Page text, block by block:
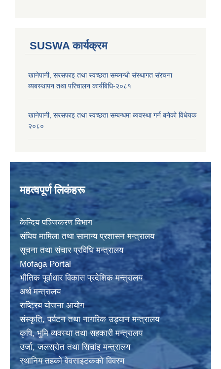
SUSWA कार्यक्रम
खानेपानी, सरसफाइ तथा स्वच्छता सम्ब्नन्धी संस्थागत संरचना
ब्यबस्थापन तथा परिचालन कार्यबिधि-२०८१
खानेपानी, सरसफाइ तथा स्वच्छता सम्बन्धमा ब्यवस्था गर्न बनेको विधेयक
२०८०
महत्वपूर्ण लिकंहरू
केन्दिय पञ्जिकरण विभाग
संघिय मामिला तथा सामान्य प्रशासन मन्त्रालय
सूचना तथा संचार प्रविधि मन्त्रालय
Mofaga Portal
भाैतिक पूर्वाधार विकास प्रदेशिक मन्त्रालय
अर्थ मन्त्रालय
राष्ट्रिय योजना आयोग
संस्कृति, पर्यटन तथा नागरिक उड्यान मन्त्रालय
कृषि, भुमि व्यवस्था तथा सहकारी मन्त्रालय
उर्जा, जलस्राेत तथा सिचांइ मन्त्रालय
स्थानिय तहकाे वेवसाइटककाे विवरण